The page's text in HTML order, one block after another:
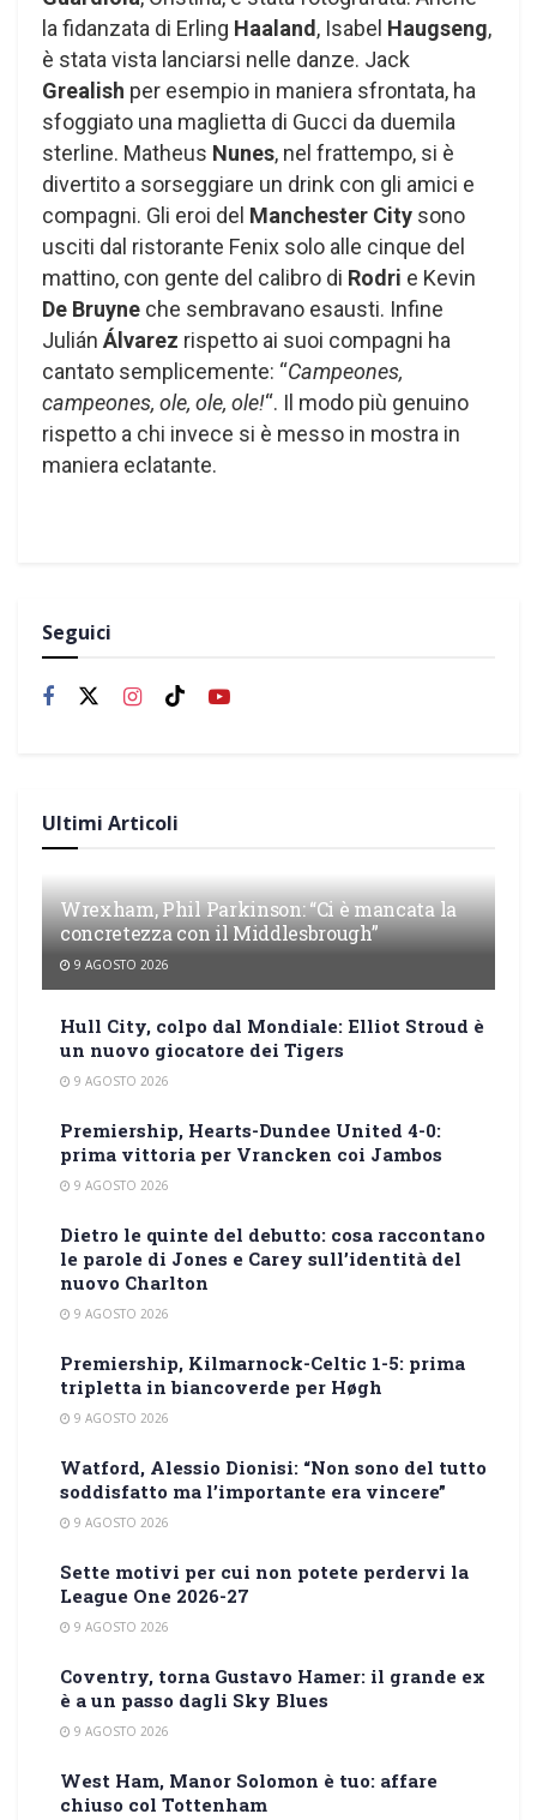
la fidanzata di Erling Haaland , Isabel Haugseng,
è stata vista lanciarsi nelle danze. Jack
Grealish per esempio in maniera sfrontata, ha
sfoggiato una maglietta di Gucci da duemila
sterline. Matheus Nunes, nel frattempo, si è
divertito a sorseggiare un drink con gli amici e
compagni. Gli eroi del Manchester City sono
usciti dal ristorante Fenix ​​solo alle cinque del
mattino, con gente del calibro di Rodri e Kevin
De Bruyne che sembravano esausti. Infine
Julián Álvarez rispetto ai suoi compagni ha
cantato semplicemente: “Campeones,
campeones, ole, ole, ole!“. Il modo più genuino
rispetto a chi invece si è messo in mostra in
maniera eclatante.
Seguici
Ultimi Articoli
Wrexham, Phil Parkinson: “Ci è mancata la
concretezza con il Middlesbrough”
9 AGOSTO 2026
Hull City, colpo dal Mondiale: Elliot Stroud è
un nuovo giocatore dei Tigers
9 AGOSTO 2026
Premiership, Hearts-Dundee United 4-0:
prima vittoria per Vrancken coi Jambos
9 AGOSTO 2026
Dietro le quinte del debutto: cosa raccontano
le parole di Jones e Carey sull’identità del
nuovo Charlton
9 AGOSTO 2026
Premiership, Kilmarnock-Celtic 1-5: prima
tripletta in biancoverde per Høgh
9 AGOSTO 2026
Watford, Alessio Dionisi: “Non sono del tutto
soddisfatto ma l’importante era vincere”
9 AGOSTO 2026
Sette motivi per cui non potete perdervi la
League One 2026-27
9 AGOSTO 2026
Coventry, torna Gustavo Hamer: il grande ex
è a un passo dagli Sky Blues
9 AGOSTO 2026
West Ham, Manor Solomon è tuo: affare
chiuso col Tottenham